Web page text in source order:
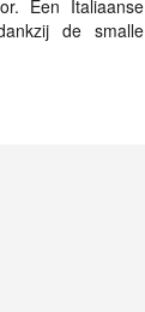
Een Italiaanse
de smalle